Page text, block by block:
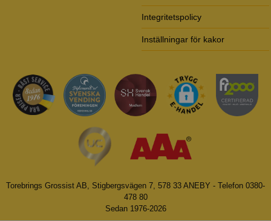
Integritetspolicy
Inställningar för kakor
Torebrings Grossist AB, Stigbergsvägen 7, 578 33 ANEBY - Telefon 0380-
478 80
Sedan 1976-2026